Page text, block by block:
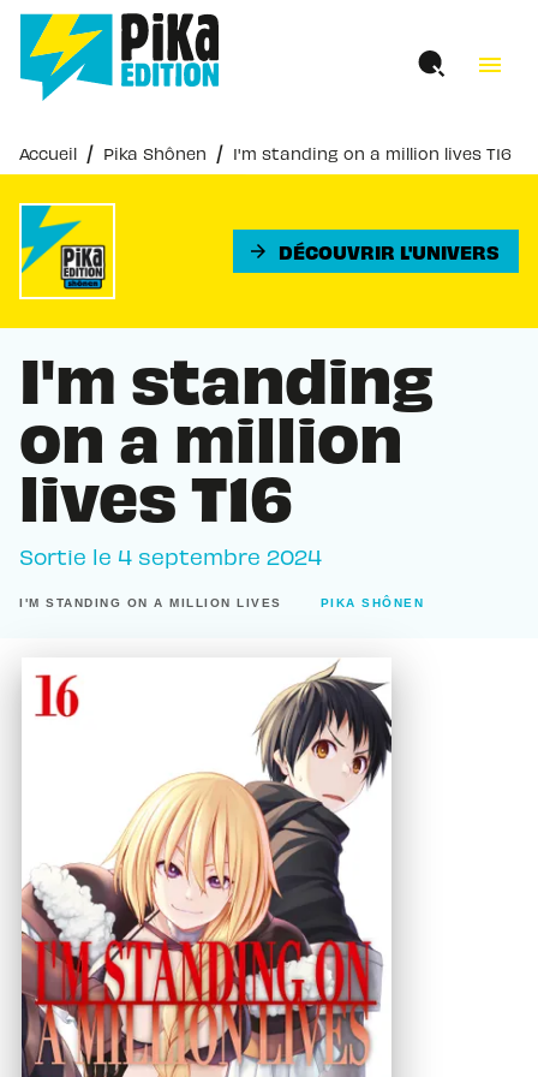
MENU RECHERCHE
PIED DE PAGE
menu
Accueil / Pika Shônen / I'm standing on a million lives T16
arrow_forward DÉCOUVRIR L'UNIVERS
I'm standing
on a million
lives T16
Sortie le 4 septembre 2024
I'M STANDING ON A MILLION LIVES PIKA SHÔNEN